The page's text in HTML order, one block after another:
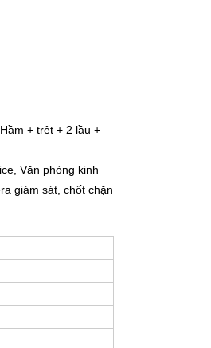
+ trệt + 2 lầu +
Văn phòng kinh
giám sát, chốt chặn